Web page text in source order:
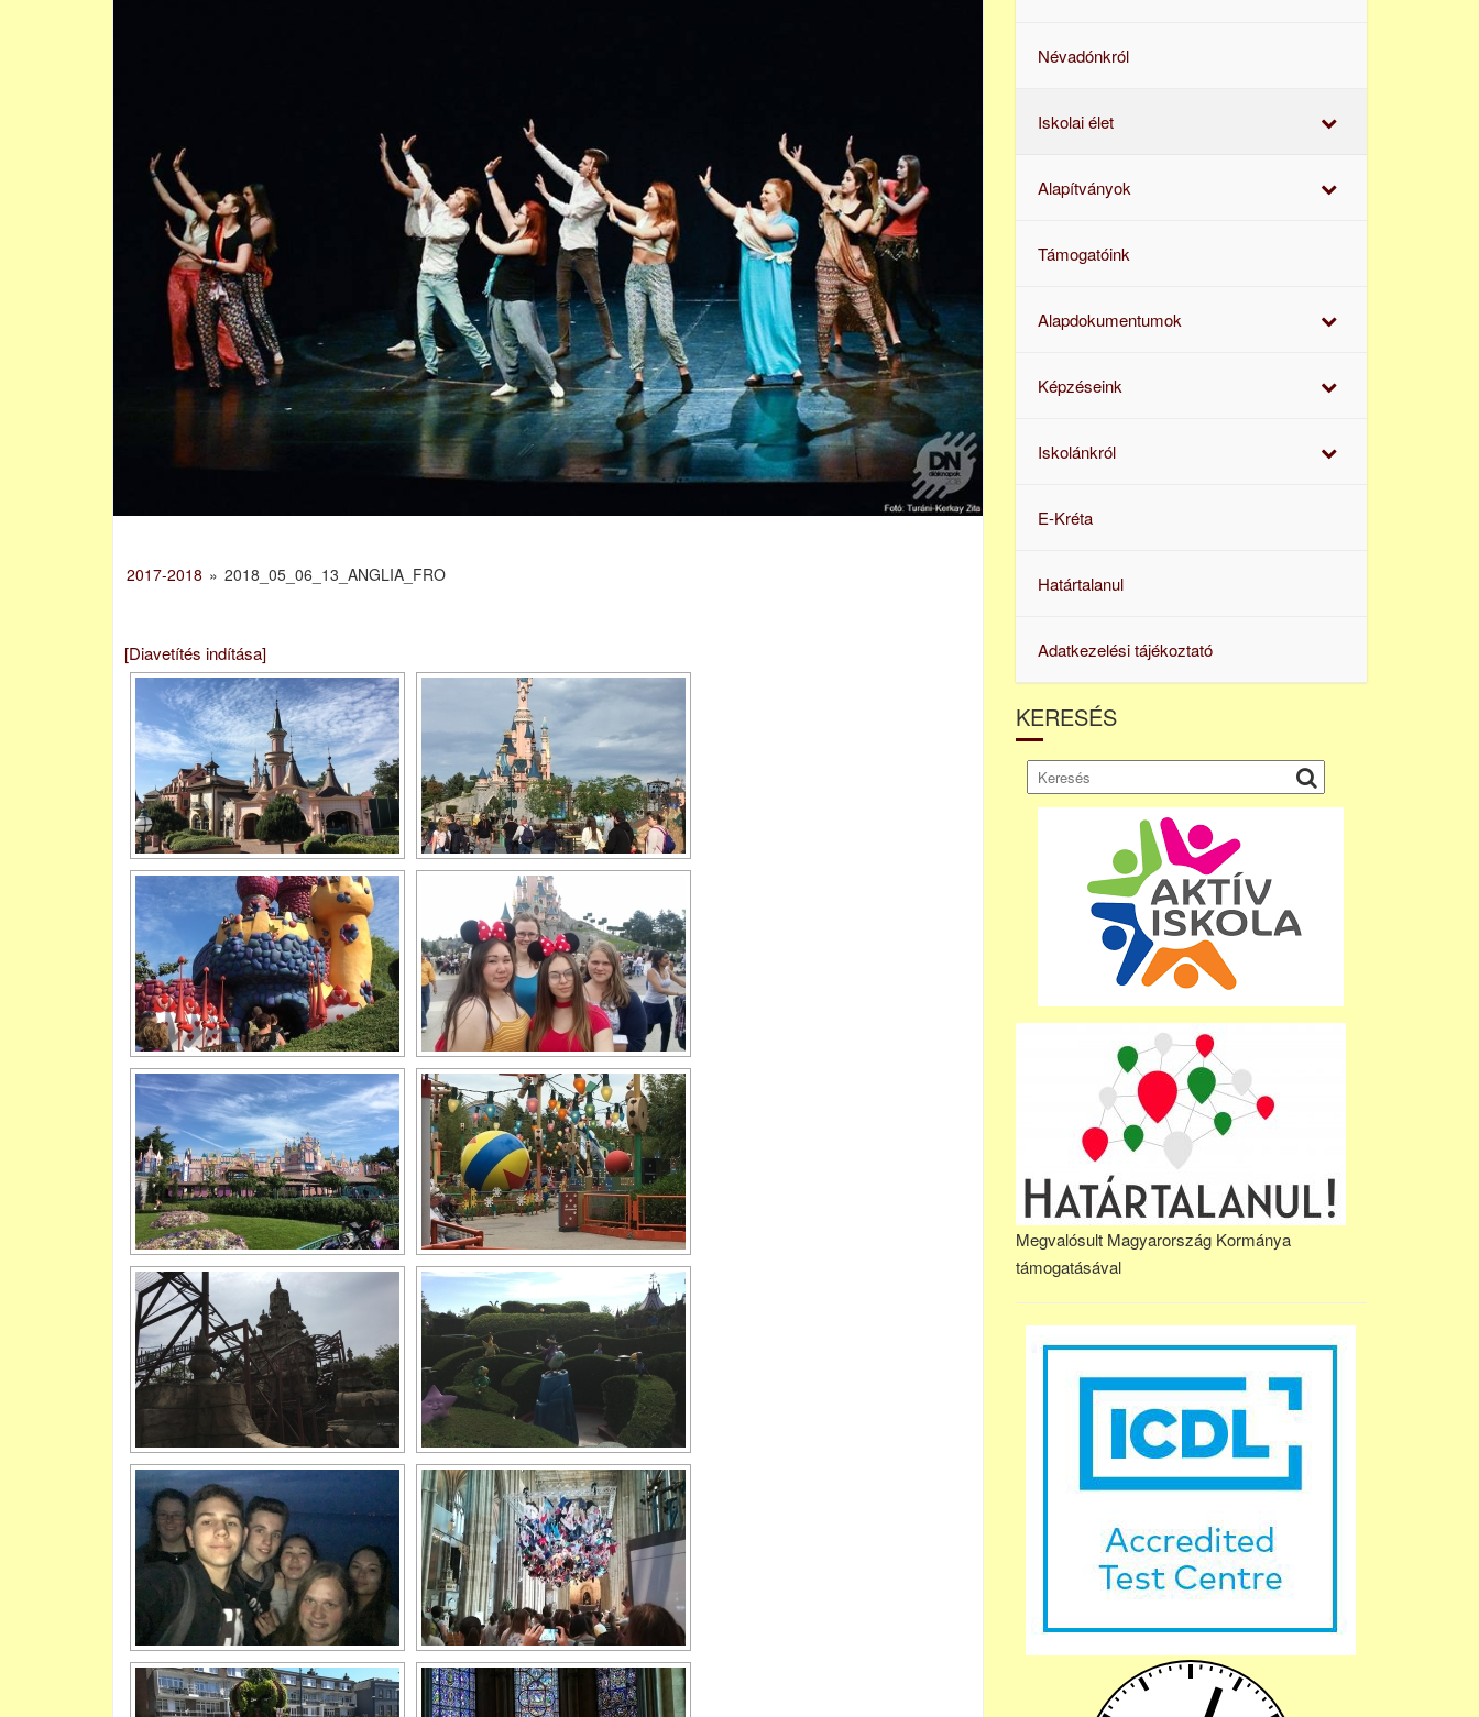
2017-2018 » 2018_05_06_13_ANGLIA_FRO
[Diavetítés indítása]
Névadónkról
Iskolai élet
Alapítványok
Támogatóink
Alapdokumentumok
Képzéseink
Iskolánkról
E-Kréta
Határtalanul
Adatkezelési tájékoztató
KERESÉS
Megvalósult Magyarország Kormánya
támogatásával